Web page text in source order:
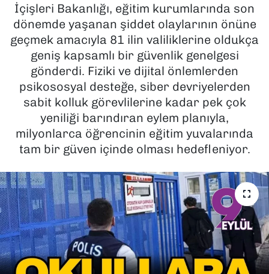
İçişleri Bakanlığı, eğitim kurumlarında son
dönemde yaşanan şiddet olaylarının önüne
geçmek amacıyla 81 ilin valiliklerine oldukça
geniş kapsamlı bir güvenlik genelgesi
gönderdi. Fiziki ve dijital önlemlerden
psikososyal desteğe, siber devriyelerden
sabit kolluk görevlilerine kadar pek çok
yeniliği barındıran eylem planıyla,
milyonlarca öğrencinin eğitim yuvalarında
tam bir güven içinde olması hedefleniyor.
POLİTİKA
SAĞLIK
SPOR
TEKNOLOJİ
YAŞAM
YEREL YÖNETİMLER